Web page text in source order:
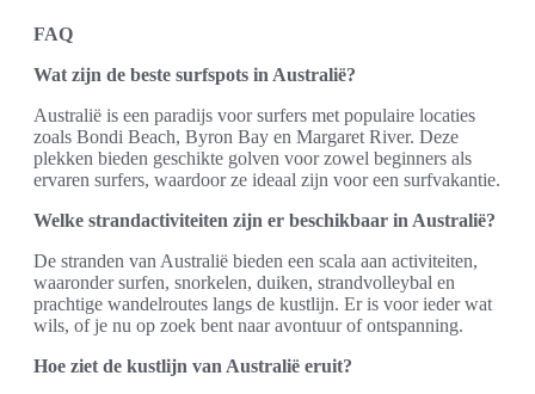
FAQ
Wat zijn de beste surfspots in Australië?
Australië is een paradijs voor surfers met populaire locaties
zoals Bondi Beach, Byron Bay en Margaret River. Deze
plekken bieden geschikte golven voor zowel beginners als
ervaren surfers, waardoor ze ideaal zijn voor een surfvakantie.
Welke strandactiviteiten zijn er beschikbaar in Australië?
De stranden van Australië bieden een scala aan activiteiten,
waaronder surfen, snorkelen, duiken, strandvolleybal en
prachtige wandelroutes langs de kustlijn. Er is voor ieder wat
wils, of je nu op zoek bent naar avontuur of ontspanning.
Hoe ziet de kustlijn van Australië eruit?